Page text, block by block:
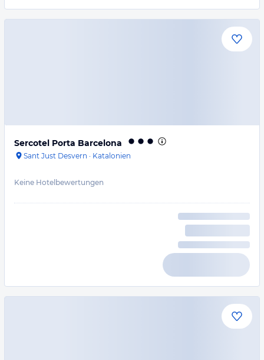
Sercotel Porta Barcelona
Sant Just Desvern · Katalonien
Keine Hotelbewertungen